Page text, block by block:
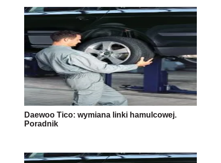
Daewoo Tico: wymiana linki hamulcowej.
Poradnik